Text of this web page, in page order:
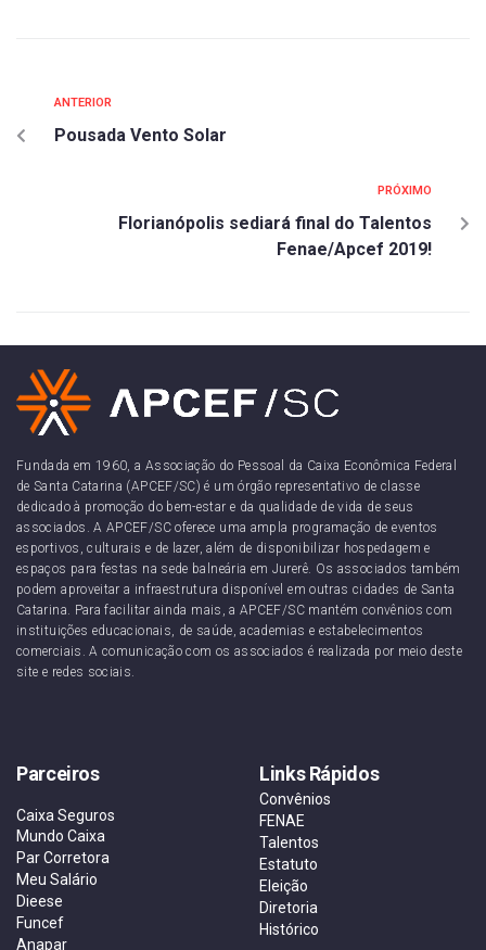
ANTERIOR
Pousada Vento Solar
PRÓXIMO
Florianópolis sediará final do Talentos
Fenae/Apcef 2019!
Fundada em 1960, a Associação do Pessoal da Caixa Econômica Federal
de Santa Catarina (APCEF/SC) é um órgão representativo de classe
dedicado à promoção do bem-estar e da qualidade de vida de seus
associados. A APCEF/SC oferece uma ampla programação de eventos
esportivos, culturais e de lazer, além de disponibilizar hospedagem e
espaços para festas na sede balneária em Jurerê. Os associados também
podem aproveitar a infraestrutura disponível em outras cidades de Santa
Catarina. Para facilitar ainda mais, a APCEF/SC mantém convênios com
instituições educacionais, de saúde, academias e estabelecimentos
comerciais. A comunicação com os associados é realizada por meio deste
site e redes sociais.
Parceiros
Caixa Seguros
Mundo Caixa
Par Corretora
Meu Salário
Dieese
Funcef
Anapar
Links Rápidos
Convênios
FENAE
Talentos
Estatuto
Eleição
Diretoria
Histórico